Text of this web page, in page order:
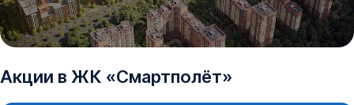
Акции в ЖК «Смартполёт»